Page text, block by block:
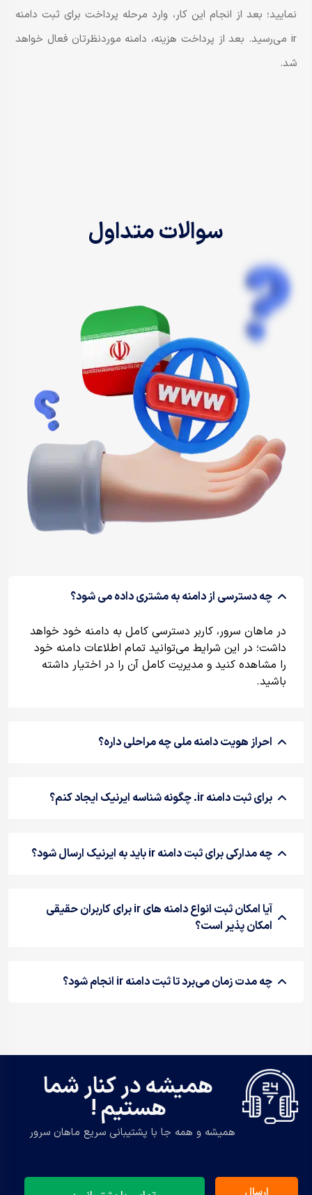
نمایید؛ بعد از انجام این کار، وارد مرحله پرداخت برای ثبت دامنه
ir می‌رسید. بعد از پرداخت هزینه، دامنه موردنظرتان فعال خواهد
شد.​
سوالات متداول
چه دسترسی از دامنه به مشتری داده می شود؟
در ماهان سرور، کاربر دسترسی کامل به دامنه خود خواهد
داشت؛ در این شرایط می‌توانید تمام اطلاعات دامنه خود
را مشاهده کنید و مدیریت کامل آن را در اختیار داشته
باشید.
احراز هویت دامنه‌ ملی چه مراحلی داره؟
برای ثبت دامنه ir. چگونه شناسه ایرنیک ایجاد کنم؟
چه مدارکی برای ثبت دامنه ir باید به ایرنیک ارسال شود؟
آیا امکان ثبت انواع دامنه های ir برای کاربران حقیقی
امکان پذیر است؟
چه مدت زمان می‌برد تا ثبت دامنه ir انجام شود؟
همیشه در کنار شما
هستیم !
همیشه و همه جا با پشتیبانی سریع ماهان سرور